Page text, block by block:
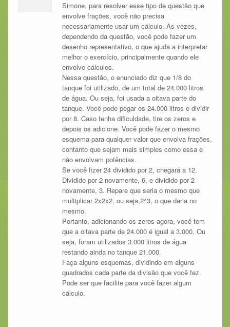
Simone, para resolver esse tipo de questão que
envolve frações, você não precisa
necessariamente usar um cálculo. Às vezes,
dependendo da questão, você pode fazer um
desenho representativo, o que ajuda a interpretar
melhor o exercício, principalmente quando ele
envolve cálculos.
Nessa questão, o enunciado diz que 1/8 do
tanque foi utilizado, de um total de 24.000 litros
de água. Ou seja, foi usada a oitava parte do
tanque. Você pode pegar os 24.000 litros e dividir
por 8. Caso tenha dificuldade, tire os zeros e
depois os adicione. Você pode fazer o mesmo
esquema para qualquer valor que envolva frações,
contanto que sejam mais simples como essa e
não envolvam potências.
Se você fizer 24 dividido por 2, chegará a 12.
Dividido por 2 novamente, 6, e dividido por 2
novamente, 3. Repare que seria o mesmo que
multiplicar 2x2x2, ou seja,2^3, o que daria no
mesmo.
Portanto, adicionando os zeros agora, você tem
que a oitava parte de 24.000 é igual a 3.000. Ou
seja, foram utilizados 3.000 litros de água
restando ainda no tanque 21.000.
Faça alguns esquemas, dividindo em alguns
quadrados cada parte da divisão que você fez.
Pode ser que facilite para você fazer algum
cálculo.